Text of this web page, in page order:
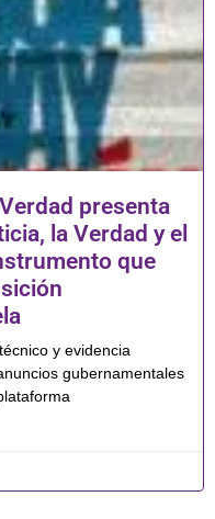
presenta
la Verdad y el
que
y evidencia
gubernamentales